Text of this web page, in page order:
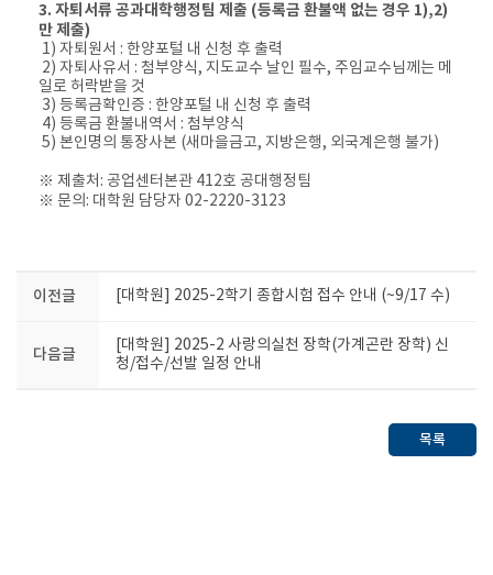
3. 자퇴서류 공과대학행정팀 제출 (등록금 환불액 없는 경우 1),2)
만 제출)
1) 자퇴원서 : 한양포털 내 신청 후 출력
2) 자퇴사유서 : 첨부양식, 지도교수 날인 필수, 주임교수님께는 메
일로 허락받을 것
3) 등록금확인증 : 한양포털 내 신청 후 출력
4) 등록금 환불내역서 : 첨부양식
5) 본인명의 통장사본 (새마을금고, 지방은행, 외국계은행 불가)
※ 제출처: 공업센터본관 412호 공대행정팀
※ 문의: 대학원 담당자 02-2220-3123
이전글 [대학원] 2025-2학기 종합시험 접수 안내 (~9/17 수)
다음글
[대학원] 2025-2 사랑의실천 장학(가계곤란 장학) 신
청/접수/선발 일정 안내
목록